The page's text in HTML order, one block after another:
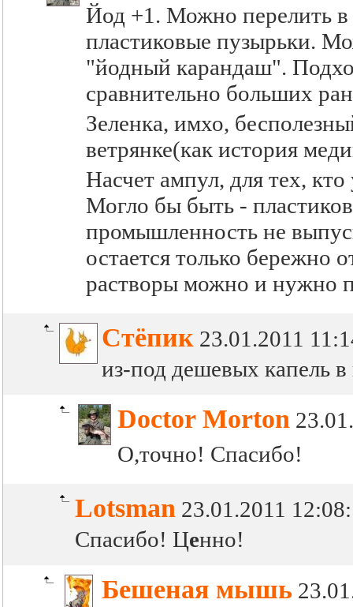
Йод +1. Можно перелить в
пластиковые пузырьки.
"йодный карандаш".
сравнительно больших
Зеленка, имхо,
ветрянке(как история
Насчет ампул, для тех,
Могло бы быть -
промышленность не
остается только
растворы можно и нужно
Стёпик 23.01.2011
из-под дешевых капель
Doctor Morton
О,точно! Спасибо!
Lotsman 23.01.2011
Спасибо! Ценно!
Бешеная мышь